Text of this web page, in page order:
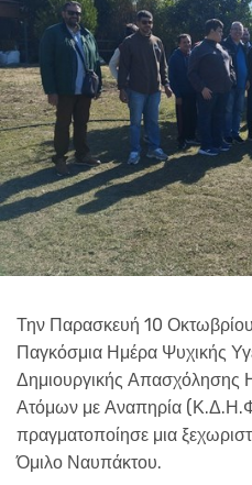
Την Παρασκευή 10
Παγκόσμια Ημέρα Ψυχικής
Δημιουργικής Απασχόλησης
Ατόμων με Αναπηρία
πραγματοποίησε μια
Όμιλο Ναυπάκτου.